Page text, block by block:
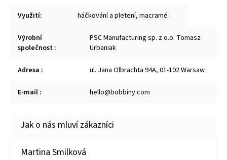
Využití: háčkování a pletení, macramé
Výrobní
společnost :
PSC Manufacturing sp. z o.o. Tomasz
Urbaniak
Adresa : ul. Jana Olbrachta 94A, 01-102 Warsaw
E-mail : hello@bobbiny.com
Martina Smilková